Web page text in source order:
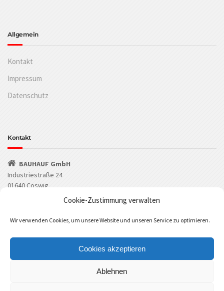
Cookie-Zustimmung verwalten
Wir verwenden Cookies, um unsere Website und unseren Service zu optimieren.
Cookies akzeptieren
Ablehnen
Allgemein
Kontakt
Impressum
Datenschutz
Kontakt
BAUHAUF GmbH
Industriestraße 24
01640 Coswig
(03523) 53549-29
info@bauhauf.de
BAUHAUF bei Facebook